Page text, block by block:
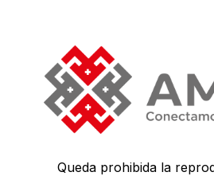
Queda prohibida la